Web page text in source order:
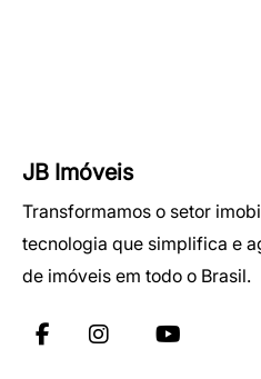
JB Imóveis
Transformamos o setor
tecnologia que simplifica e
de imóveis em todo o Brasil.